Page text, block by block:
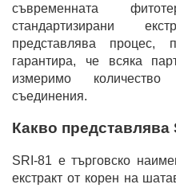
съвременната
стандартизирани
представлява процес,
гарантира, че всяка
измеримо
съединения.
Какво представлява
SRI-81 е търговско
екстракт от корен на